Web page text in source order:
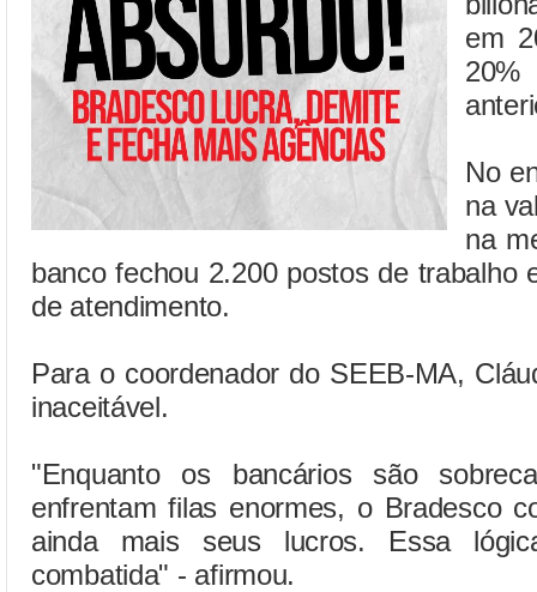
em
No
na
na
banco fechou 2.200 postos de trabalho
de atendimento.
Para o coordenador do SEEB-MA,
inaceitável.
"Enquanto os bancários são
enfrentam filas enormes, o Bradesco
ainda mais seus lucros. Essa
combatida" - afirmou.